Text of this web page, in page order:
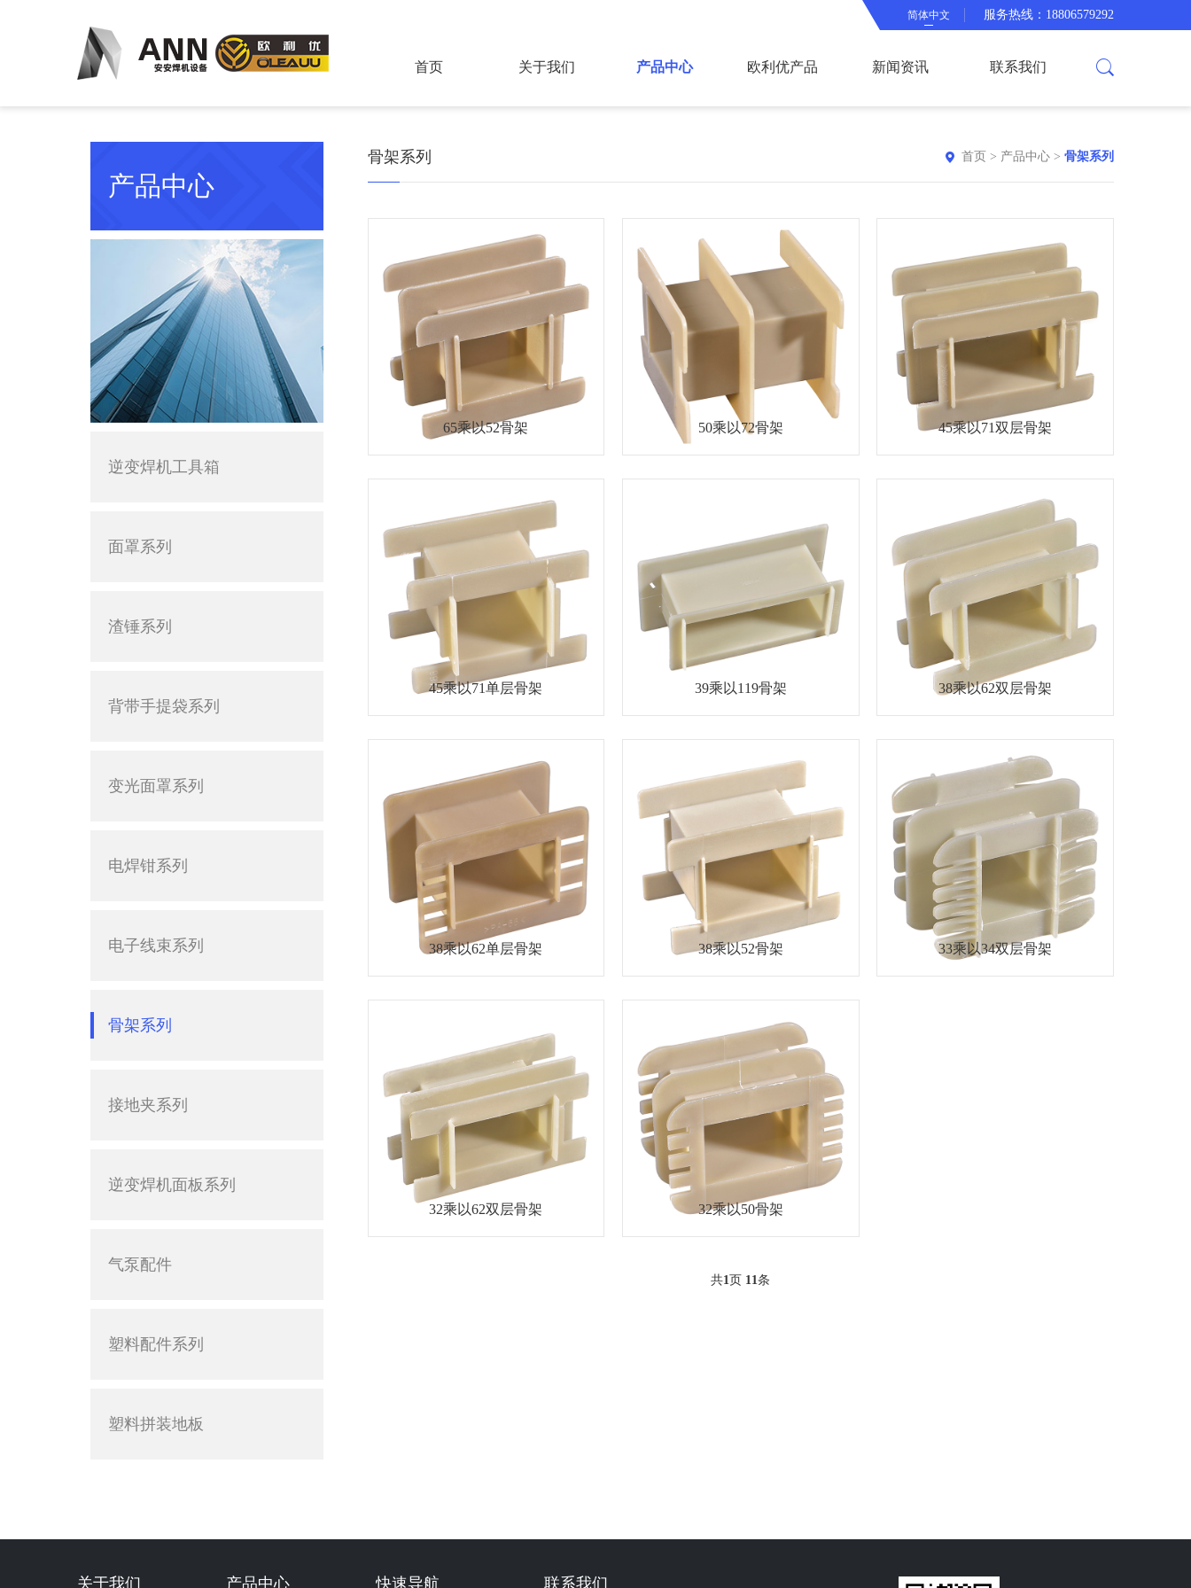
简体中文 服务热线：18806579292
首页 关于我们 产品中心 欧利优产品 新闻资讯 联系我们
产品中心
逆变焊机工具箱
面罩系列
渣锤系列
背带手提袋系列
变光面罩系列
电焊钳系列
电子线束系列
骨架系列
接地夹系列
逆变焊机面板系列
气泵配件
塑料配件系列
塑料拼装地板
骨架系列 首页 > 产品中心 > 骨架系列
65乘以52骨架 50乘以72骨架 45乘以71双层骨架
45乘以71单层骨架 39乘以119骨架 38乘以62双层骨架
38乘以62单层骨架 38乘以52骨架 33乘以34双层骨架
32乘以62双层骨架 32乘以50骨架
共1页 11条
关于我们 产品中心 快速导航 联系我们